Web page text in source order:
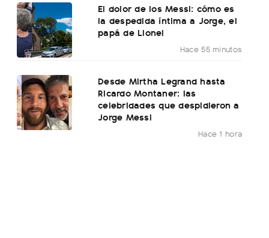
El dolor de los Messi: cómo es
la despedida íntima a Jorge, el
papá de Lionel
Hace 55 minutos
Desde Mirtha Legrand hasta
Ricardo Montaner: las
celebridades que despidieron a
Jorge Messi
Hace 1 hora